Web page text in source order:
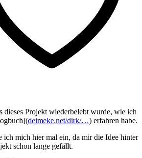
dieses Projekt wiederbelebt wurde, wie ich
deimeke.net/dirk/…) erfahren habe.
ich mich hier mal ein, da mir die Idee hinter
schon lange gefällt.